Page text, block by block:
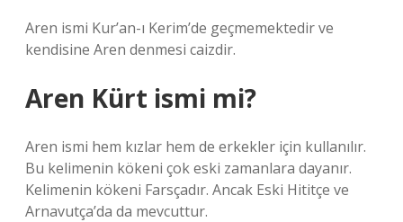
Aren ismi Kur’an-ı Kerim’de geçmemektedir ve
kendisine Aren denmesi caizdir.
Aren Kürt ismi mi?
Aren ismi hem kızlar hem de erkekler için kullanılır.
Bu kelimenin kökeni çok eski zamanlara dayanır.
Kelimenin kökeni Farsçadır. Ancak Eski Hititçe ve
Arnavutça’da da mevcuttur.